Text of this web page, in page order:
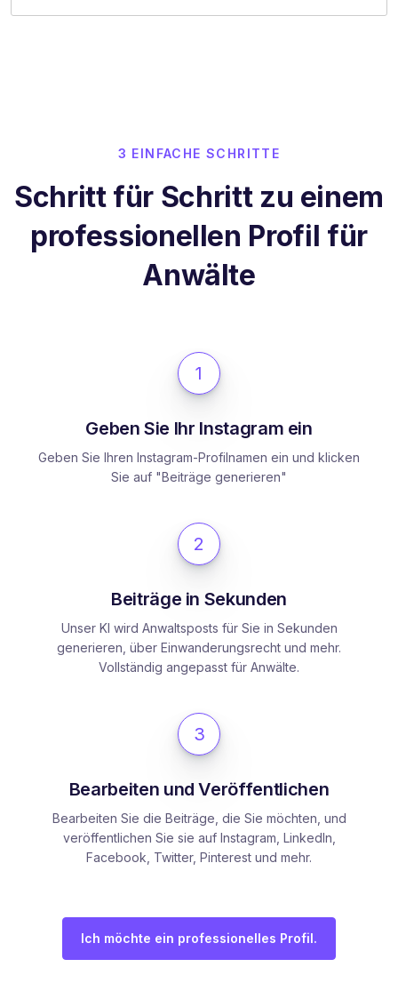
3 EINFACHE SCHRITTE
Schritt für Schritt zu einem
professionellen Profil für
Anwälte
1
Geben Sie Ihr Instagram ein
Geben Sie Ihren Instagram-Profilnamen ein und klicken
Sie auf "Beiträge generieren"
2
Beiträge in Sekunden
Unser KI wird Anwaltsposts für Sie in Sekunden
generieren, über Einwanderungsrecht und mehr.
Vollständig angepasst für Anwälte.
3
Bearbeiten und Veröffentlichen
Bearbeiten Sie die Beiträge, die Sie möchten, und
veröffentlichen Sie sie auf Instagram, LinkedIn,
Facebook, Twitter, Pinterest und mehr.
Ich möchte ein professionelles Profil.